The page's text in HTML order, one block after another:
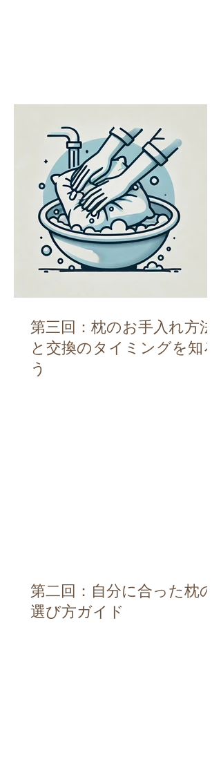
第三回：枕のお手入れ方法
と交換のタイミングを知ろ
う
第二回：自分に合った枕の
選び方ガイド